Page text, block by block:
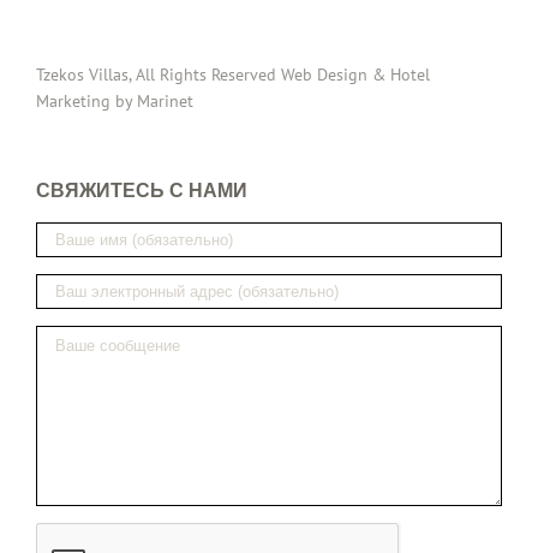
Tzekos Villas, All Rights Reserved Web Design & Hotel
Marketing by Marinet
СВЯЖИТЕСЬ С НАМИ